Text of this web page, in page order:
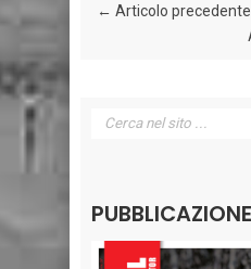
← Articolo precedente